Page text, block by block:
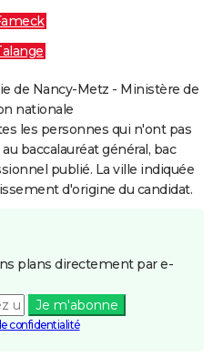
de Nancy-Metz - Ministère de
nationale
les personnes qui n'ont pas
baccalauréat général, bac
publié. La ville indiquée
d'origine du candidat.
plans directement par e-
Je m'abonne
confidentialité